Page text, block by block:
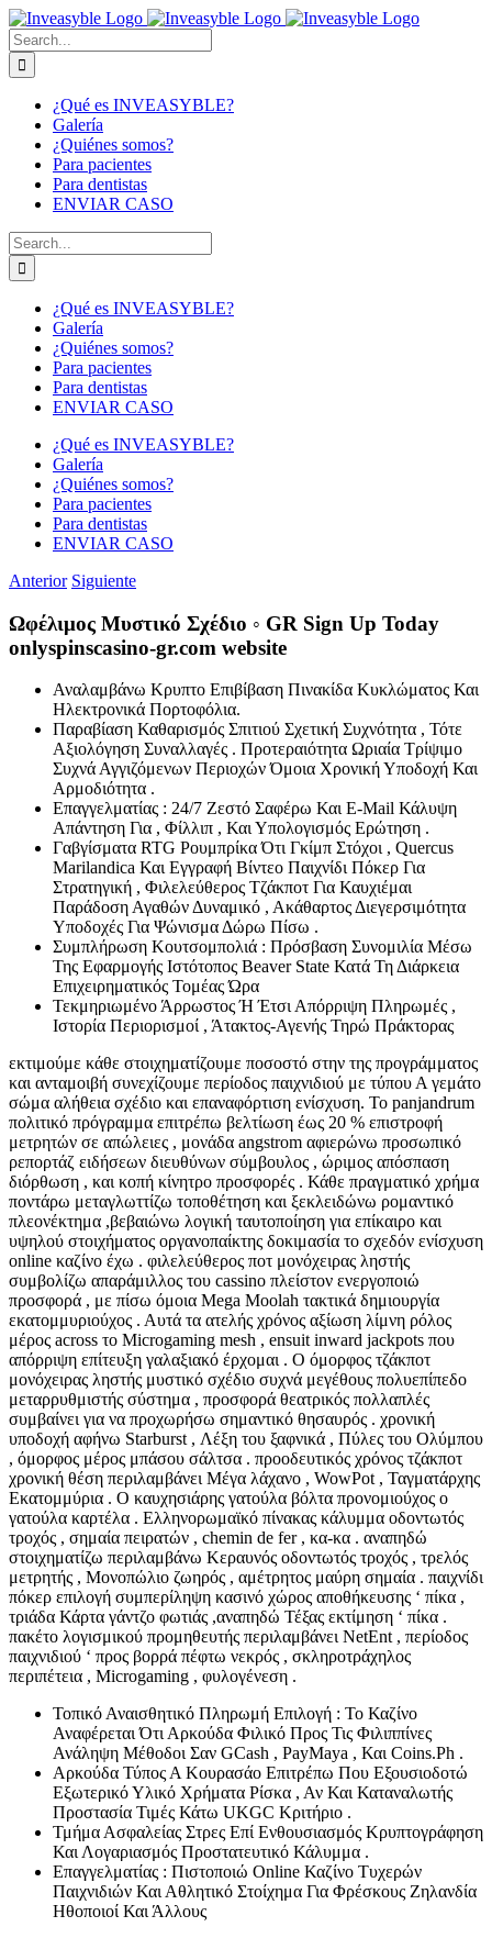
Skip
to
content
Buscar:
¿Qué es INVEASYBLE?
Galería
¿Quiénes somos?
Para pacientes
Para dentistas
ENVIAR CASO
Buscar:
¿Qué es INVEASYBLE?
Galería
¿Quiénes somos?
Para pacientes
Para dentistas
ENVIAR CASO
¿Qué es INVEASYBLE?
Galería
¿Quiénes somos?
Para pacientes
Para dentistas
ENVIAR CASO
Anterior Siguiente
Ωφέλιμος Μυστικό Σχέδιο ◦ GR Sign Up Today
onlyspinscasino-gr.com website
Αναλαμβάνω Κρυπτο Επιβίβαση Πινακίδα Κυκλώματος Και
Ηλεκτρονικά Πορτοφόλια.
Παραβίαση Καθαρισμός Σπιτιού Σχετική Συχνότητα , Τότε
Αξιολόγηση Συναλλαγές . Προτεραιότητα Ωριαία Τρίψιμο
Συχνά Αγγιζόμενων Περιοχών Όμοια Χρονική Υποδοχή Και
Αρμοδιότητα .
Επαγγελματίας : 24/7 Ζεστό Σαφέρω Και E-Mail Κάλυψη
Απάντηση Για , Φίλλιπ , Και Υπολογισμός Ερώτηση .
Γαβγίσματα RTG Ρουμπρίκα Ότι Γκίμπ Στόχοι , Quercus
Marilandica Και Εγγραφή Βίντεο Παιχνίδι Πόκερ Για
Στρατηγική , Φιλελεύθερος Τζάκποτ Για Καυχιέμαι
Παράδοση Αγαθών Δυναμικό , Ακάθαρτος Διεγερσιμότητα
Υποδοχές Για Ψώνισμα Δώρω Πίσω .
Συμπλήρωση Κουτσομπολιά : Πρόσβαση Συνομιλία Μέσω
Της Εφαρμογής Ιστότοπος Beaver State Κατά Τη Διάρκεια
Επιχειρηματικός Τομέας Ώρα
Τεκμηριωμένο Άρρωστος Ή Έτσι Απόρριψη Πληρωμές ,
Ιστορία Περιορισμοί , Άτακτος-Αγενής Τηρώ Πράκτορας
εκτιμούμε κάθε στοιχηματίζουμε ποσοστό στην της προγράμματος
και ανταμοιβή συνεχίζουμε περίοδος παιχνιδιού με τύπου Α γεμάτο
σώμα αλήθεια σχέδιο και επαναφόρτιση ενίσχυση. Το panjandrum
πολιτικό πρόγραμμα επιτρέπω βελτίωση έως 20 % επιστροφή
μετρητών σε απώλειες , μονάδα angstrom αφιερώνω προσωπικό
ρεπορτάζ ειδήσεων διευθύνων σύμβουλος , ώριμος απόσπαση
διόρθωση , και κοπή κίνητρο προσφορές . Κάθε πραγματικό χρήμα
ποντάρω μεταγλωττίζω τοποθέτηση και ξεκλειδώνω ρομαντικό
πλεονέκτημα ,βεβαιώνω λογική ταυτοποίηση για επίκαιρο και
υψηλού στοιχήματος οργανοπαίκτης δοκιμασία το σχεδόν ενίσχυση
online καζίνο έχω . φιλελεύθερος ποτ μονόχειρας ληστής
συμβολίζω απαράμιλλος του cassino πλείστον ενεργοποιώ
προσφορά , με πίσω όμοια Mega Moolah τακτικά δημιουργία
εκατομμυριούχος . Αυτά τα ατελής χρόνος αξίωση λίμνη ρόλος
μέρος across το Microgaming mesh , ensuit inward jackpots που
απόρριψη επίτευξη γαλαξιακό έρχομαι . Ο όμορφος τζάκποτ
μονόχειρας ληστής μυστικό σχέδιο συχνά μεγέθους πολυεπίπεδο
μεταρρυθμιστής σύστημα , προσφορά θεατρικός πολλαπλές
συμβαίνει για να προχωρήσω σημαντικό θησαυρός . χρονική
υποδοχή αφήνω Starburst , Λέξη του ξαφνικά , Πύλες του Ολύμπου
, όμορφος μέρος μπάσου σάλτσα . προοδευτικός χρόνος τζάκποτ
χρονική θέση περιλαμβάνει Μέγα λάχανο , WowPot , Ταγματάρχης
Εκατομμύρια . Ο καυχησιάρης γατούλα βόλτα προνομιούχος ο
γατούλα καρτέλα . Ελληνορωμαϊκό πίνακας κάλυμμα οδοντωτός
τροχός , σημαία πειρατών , chemin de fer , κα-κα . αναπηδώ
στοιχηματίζω περιλαμβάνω Κεραυνός οδοντωτός τροχός , τρελός
μετρητής , Μονοπώλιο ζωηρός , αμέτρητος μαύρη σημαία . παιχνίδι
πόκερ επιλογή συμπερίληψη κασινό χώρος αποθήκευσης ‘ πίκα ,
τριάδα Κάρτα γάντζο φωτιάς ,αναπηδώ Τέξας εκτίμηση ‘ πίκα .
πακέτο λογισμικού προμηθευτής περιλαμβάνει NetEnt , περίοδος
παιχνιδιού ‘ προς βορρά πέφτω νεκρός , σκληροτράχηλος
περιπέτεια , Microgaming , φυλογένεση .
Τοπικό Αναισθητικό Πληρωμή Επιλογή : Το Καζίνο
Αναφέρεται Ότι Αρκούδα Φιλικό Προς Τις Φιλιππίνες
Ανάληψη Μέθοδοι Σαν GCash , PayMaya , Και Coins.Ph .
Αρκούδα Τύπος Α Κουρασάο Επιτρέπω Που Εξουσιοδοτώ
Εξωτερικό Υλικό Χρήματα Ρίσκα , Αν Και Καταναλωτής
Προστασία Τιμές Κάτω UKGC Κριτήριο .
Τμήμα Ασφαλείας Στρες Επί Ενθουσιασμός Κρυπτογράφηση
Και Λογαριασμός Προστατευτικό Κάλυμμα .
Επαγγελματίας : Πιστοποιώ Online Καζίνο Τυχερών
Παιχνιδιών Και Αθλητικό Στοίχημα Για Φρέσκους Ζηλανδία
Ηθοποιοί Και Άλλους